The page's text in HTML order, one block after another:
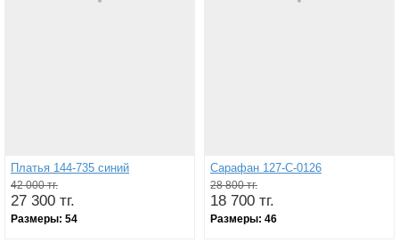
Платья 144-735 синий
42 000 тг.
27 300 тг.
Размеры: 54
Сарафан 127-С-0126
28 800 тг.
18 700 тг.
Размеры: 46